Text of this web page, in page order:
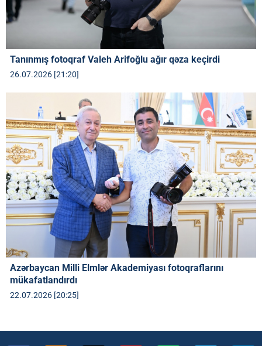
Tanınmış fotoqraf Valeh Arifoğlu ağır qəza keçirdi
26.07.2026 [21:20]
Azərbaycan Milli Elmlər Akademiyası fotoqraflarını
mükafatlandırdı
22.07.2026 [20:25]